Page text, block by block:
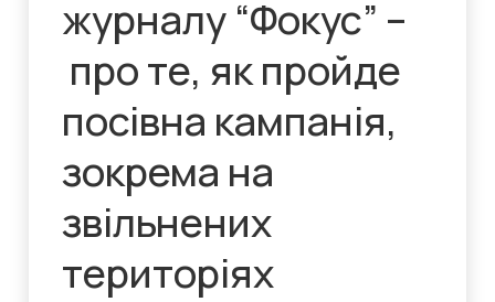
журналу “Фокус” –
про те, як пройде
посівна кампанія,
зокрема на
звільнених
територіях